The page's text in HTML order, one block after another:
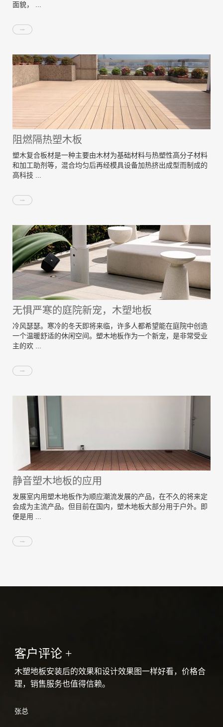
面貌， ...
阻燃隔热塑木板
塑木复合板材是一种主要由木材为基础材料与热塑性高分子材料
和加工助剂等，混合均匀后再经模具设备加热挤出成型而制成的
高科技 ...
无惧严寒的庭院新宠，木塑地板
冷风瑟瑟。寒冷的冬天即将来临，许多人都希望能在庭院中创造
一个温暖舒适的休闲空间。塑木地板作为一个新宠，是非常受业
主的欢 ...
静音塑木地板的应用
发展室内用塑木地板作为顺应潮流发展的产品，在不久的将来定
会成为主流产品。但目前在国内，塑木地板大部分用于户外。即
便是用 ...
客户评论 +
木塑地板安装后的效果和设计效果图一样好看，价格合
理，销售服务也值得信赖。
张总